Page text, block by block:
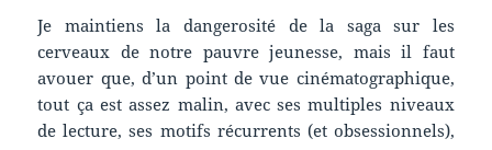
Je maintiens la dangerosité de la saga sur les
cerveaux de notre pauvre jeunesse, mais il faut
avouer que, d’un point de vue cinématographique,
tout ça est assez malin, avec ses multiples niveaux
de lecture, ses motifs récurrents (et obsessionnels),